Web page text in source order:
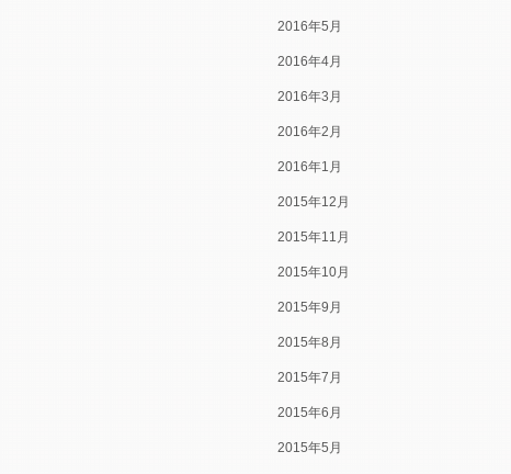
2016年5月
2016年4月
2016年3月
2016年2月
2016年1月
2015年12月
2015年11月
2015年10月
2015年9月
2015年8月
2015年7月
2015年6月
2015年5月